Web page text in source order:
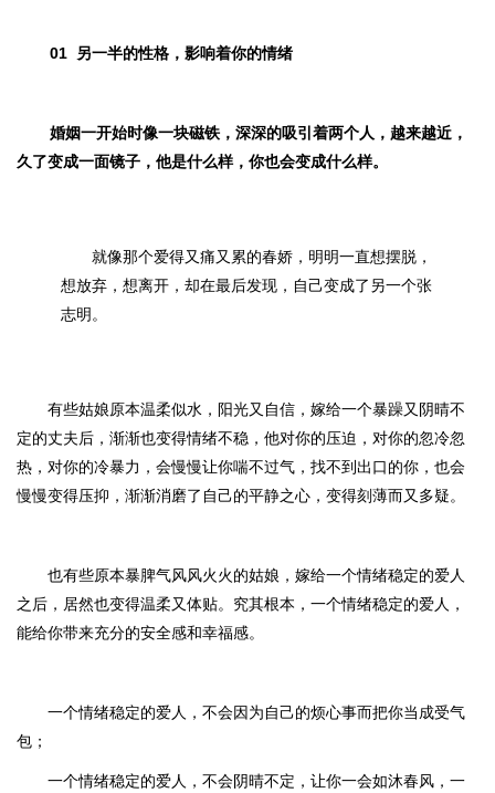
01 另一半的性格，影响着你的情绪
婚姻一开始时像一块磁铁，深深的吸引着两个人，越来越近，
久了变成一面镜子， 他是什么样，你也会变成什么样。
就像那个爱得又痛又累的春娇，明明一直想摆脱，
想放弃，想离开，却在最后发现，自己变成了另一个张
志明。
有些姑娘原本温柔似水，阳光又自信，嫁给一个暴躁又阴晴不
定的丈夫后，渐渐也变得情绪不稳，他对你的压迫，对你的忽冷忽
热，对你的冷暴力，会慢慢让你喘不过气，找不到出口的你，也会
慢慢变得压抑，渐渐消磨了自己的平静之心，变得刻薄而又多疑。
也有些原本暴脾气风风火火的姑娘，嫁给一个情绪稳定的爱人
之后，居然也变得温柔又体贴。究其根本，一个情绪稳定的爱人，
能给你带来充分的安全感和幸福感。
一个情绪稳定的爱人，不会因为自己的烦心事而把你当成受气
包；
一个情绪稳定的爱人，不会阴晴不定，让你一会如沐春风，一